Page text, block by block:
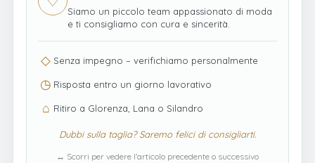
Siamo un piccolo team appassionato di moda
e ti consigliamo con cura e sincerità.
◇ Senza impegno – verifichiamo personalmente
◷ Risposta entro un giorno lavorativo
⌂ Ritiro a Glorenza, Lana o Silandro
Dubbi sulla taglia? Saremo felici di consigliarti.
↔ Scorri per vedere l’articolo precedente o successivo